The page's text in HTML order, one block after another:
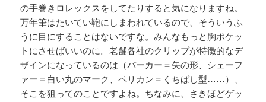
の手巻きロレックスをしてたりすると気になりますね。
万年筆はたいてい鞄にしまわれているので、そういうふ
うに目にすることはないですな。みんなもっと胸ポケッ
トにさせばいいのに。老舗各社のクリップが特徴的なデ
ザインになっているのは（パーカー＝矢の形、シェーフ
ァー＝白い丸のマーク、ペリカン＝くちばし型……）、
そこを狙ってのことですよね。ちなみに、さきほどゲッ